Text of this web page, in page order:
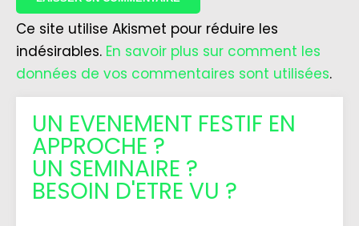
Ce site utilise Akismet pour réduire les
indésirables. En savoir plus sur comment les
données de vos commentaires sont utilisées.
UN EVENEMENT FESTIF EN
APPROCHE ?
UN SEMINAIRE ?
BESOIN D'ETRE VU ?